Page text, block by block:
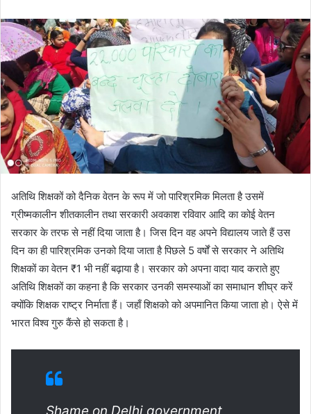
अतिथि शिक्षकों को दैनिक वेतन के रूप में जो पारिश्रमिक मिलता है उसमें
ग्रीष्मकालीन शीतकालीन तथा सरकारी अवकाश रविवार आदि का कोई वेतन
सरकार के तरफ से नहीं दिया जाता है। जिस दिन वह अपने विद्यालय जाते हैं उस
दिन का ही पारिश्रमिक उनको दिया जाता है पिछले 5 वर्षों से सरकार ने अतिथि
शिक्षकों का वेतन ₹1 भी नहीं बढ़ाया है। सरकार को अपना वादा याद कराते हुए
अतिथि शिक्षकों का कहना है कि सरकार उनकी समस्याओं का समाधान शीघ्र करें
क्योंकि शिक्षक राष्ट्र निर्माता हैं। जहाँ शिक्षको को अपमानित किया जाता हो। ऐसे में
भारत विश्व गुरु कैंसे हो सकता है।